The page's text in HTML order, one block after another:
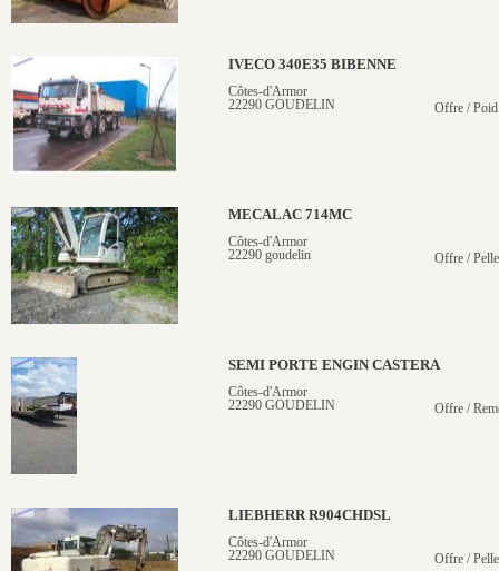
IVECO 340E35 BIBENNE
Côtes-d'Armor
22290 GOUDELIN
Offre /
MECALAC 714MC
Côtes-d'Armor
22290 goudelin
Offre /
SEMI PORTE ENGIN CASTERA
Côtes-d'Armor
22290 GOUDELIN
Offre /
LIEBHERR R904CHDSL
Côtes-d'Armor
22290 GOUDELIN
Offre /